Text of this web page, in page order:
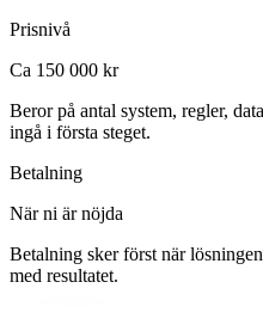
Prisnivå
Ca 150 000 kr
Beror på antal system, regler,
ingå i första steget.
Betalning
När ni är nöjda
Betalning sker först när
med resultatet.